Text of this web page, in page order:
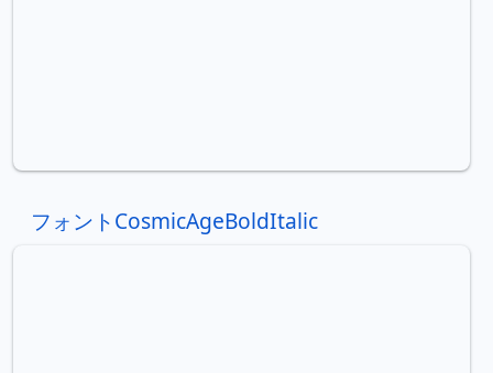
フォントCosmicAgeBoldItalic